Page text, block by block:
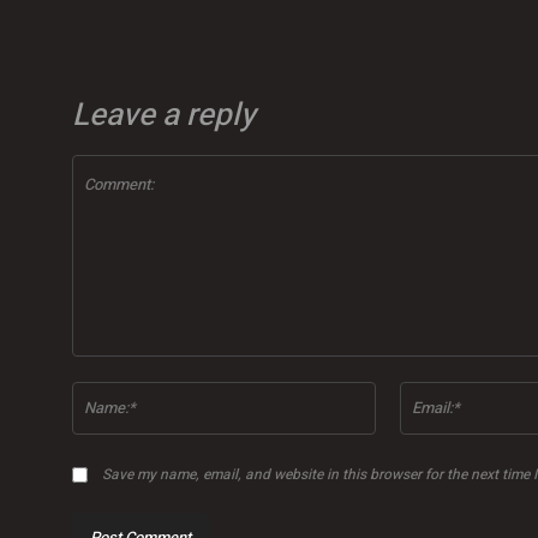
Leave a reply
Save my name, email, and website in this browser for the next time